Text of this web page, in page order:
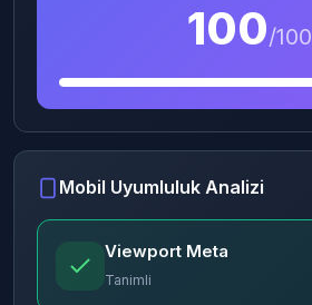
100/100
Mobil Uyumluluk Analizi
Viewport Meta
Tanimli